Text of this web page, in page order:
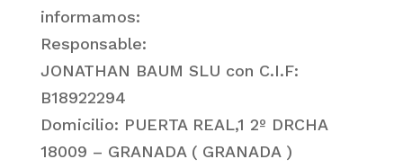
informamos:
Responsable:
JONATHAN BAUM SLU con C.I.F:
B18922294
Domicilio: PUERTA REAL,1 2º DRCHA
18009 – GRANADA ( GRANADA )